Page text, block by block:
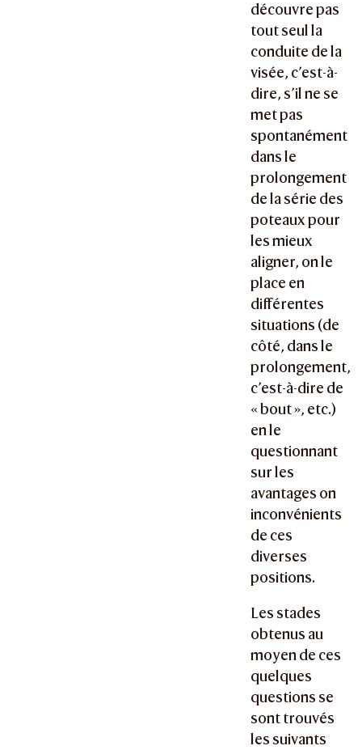
découvre pas
tout seul la
conduite de la
visée, c’est-à-
dire, s’il ne se
met pas
spontanément
dans le
prolongement
de la série des
poteaux pour
les mieux
aligner, on le
place en
différentes
situations (de
côté, dans le
prolongement,
c’est-à-dire de
« bout », etc.)
en le
questionnant
sur les
avantages on
inconvénients
de ces
diverses
positions.
Les stades
obtenus au
moyen de ces
quelques
questions se
sont trouvés
les suivants